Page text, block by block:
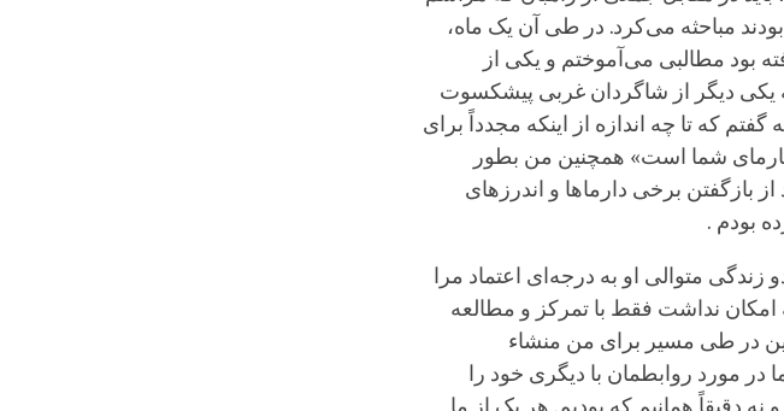
مباحثه می‌کرد. در طی آن یک ماه،
بود مطالبی می‌آموختم و یکی از
یکی دیگر از شاگردان غربی پیشکسوت
که تا چه اندازه از اینکه مجدداً برای
شما است» همچنین من بطور
بازگفتن برخی دارماها و اندرزهای
بودم .
متوالی او به درجه‌ای اعتماد مرا
امکان نداشت فقط با تمرکز و مطالعه
این در طی مسیر برای من منشاء
مورد روابطمان با دیگری خود را